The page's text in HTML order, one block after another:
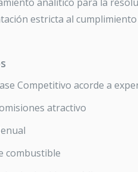
estricta al cumplimiento
Competitivo acorde a
atractivo
combustible